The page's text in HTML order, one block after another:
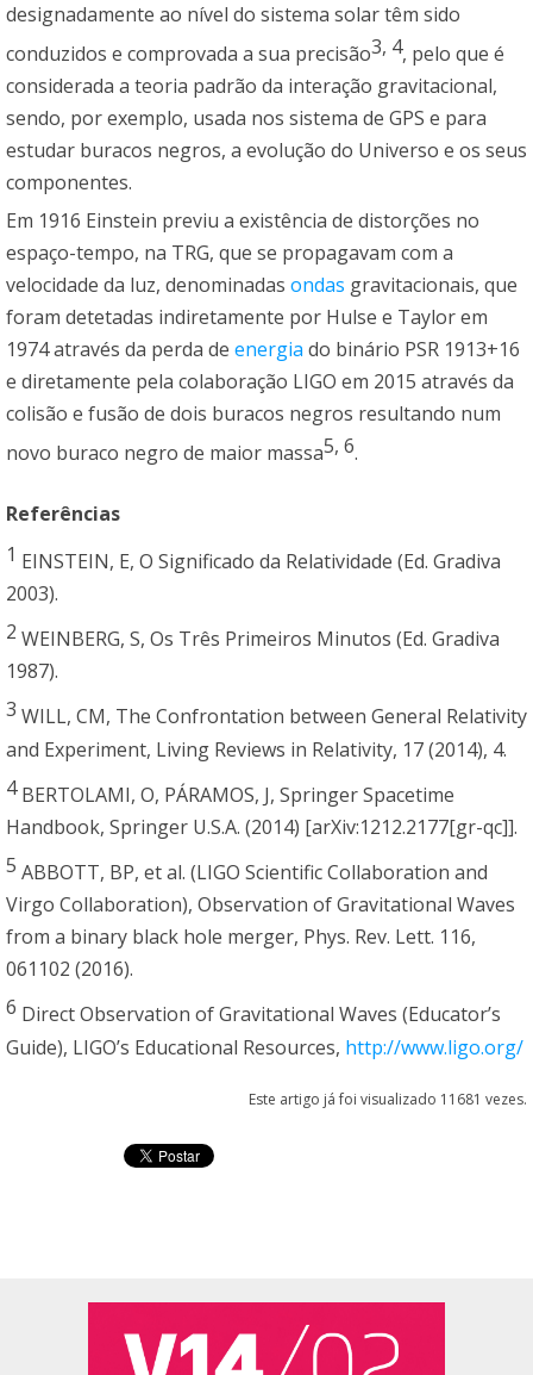
designadamente ao nível do sistema solar têm sido
conduzidos e comprovada a sua precisão3, 4, pelo que é
considerada a teoria padrão da interação gravitacional,
sendo, por exemplo, usada nos sistema de GPS e para
estudar buracos negros, a evolução do Universo e os seus
componentes.
Em 1916 Einstein previu a existência de distorções no
espaço-tempo, na TRG, que se propagavam com a
velocidade da luz, denominadas ondas gravitacionais, que
foram detetadas indiretamente por Hulse e Taylor em
1974 através da perda de energia do binário PSR 1913+16
e diretamente pela colaboração LIGO em 2015 através da
colisão e fusão de dois buracos negros resultando num
novo buraco negro de maior massa5, 6.
Referências
1 EINSTEIN, E, O Significado da Relatividade (Ed. Gradiva
2003).
2 WEINBERG, S, Os Três Primeiros Minutos (Ed. Gradiva
1987).
3 WILL, CM, The Confrontation between General Relativity
and Experiment, Living Reviews in Relativity, 17 (2014), 4.
4BERTOLAMI, O, PÁRAMOS, J, Springer Spacetime
Handbook, Springer U.S.A. (2014) [arXiv:1212.2177[gr-qc]].
5 ABBOTT, BP, et al. (LIGO Scientific Collaboration and
Virgo Collaboration), Observation of Gravitational Waves
from a binary black hole merger, Phys. Rev. Lett. 116,
061102 (2016).
6 Direct Observation of Gravitational Waves (Educator’s
Guide), LIGO’s Educational Resources, http://www.ligo.org/
Este artigo já foi visualizado 11681 vezes.